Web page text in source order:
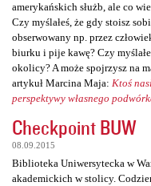
amerykańskich służb, ale co
Czy myślałeś, że gdy stoisz
obserwowany np. przez
biurku i pije kawę? Czy
okolicy? A może spojrzysz na
artykuł Marcina Maja: Ktoś
perspektywy własnego
Checkpoint BUW
08.09.2015
Biblioteka Uniwersytecka w
akademickich w stolicy.